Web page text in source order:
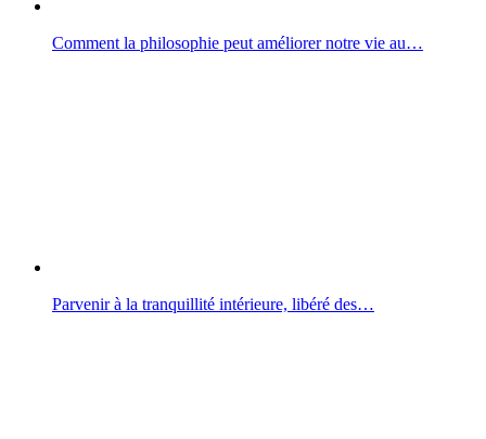
Comment la philosophie peut améliorer notre vie au…
Parvenir à la tranquillité intérieure, libéré des…